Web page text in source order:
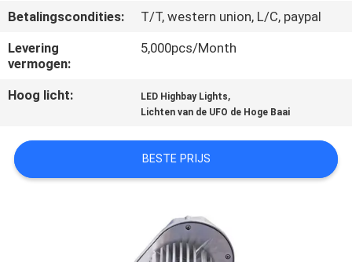
OM EEN
CITAAT
SITEMAP
PRIVACY
POLICY
Betalingscondities:
T/T, western union, L/C, paypal
Levering
vermogen:
5,000pcs/Month
Hoog licht: LED Highbay Lights,
Lichten van de UFO de Hoge Baai
BESTE PRIJS